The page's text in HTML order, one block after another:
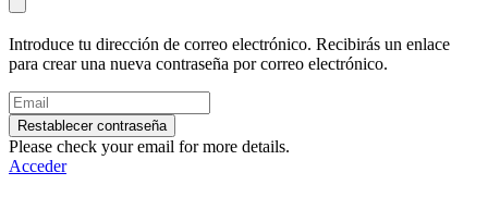
Introduce tu dirección de correo electrónico. Recibirás un enlace
para crear una nueva contraseña por correo electrónico.
Restablecer contraseña
Please check your email for more details.
Acceder